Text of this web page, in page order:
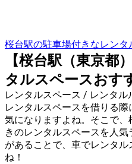
桜台駅の駐車場付きなレンタ
【桜台駅（東京都
タルスペースおす
レンタルスペース / レンタル
レンタルスペースを借りる
気になりますよね。そこで
きのレンタルスペースを人
があることで、車でレンタ
ね！